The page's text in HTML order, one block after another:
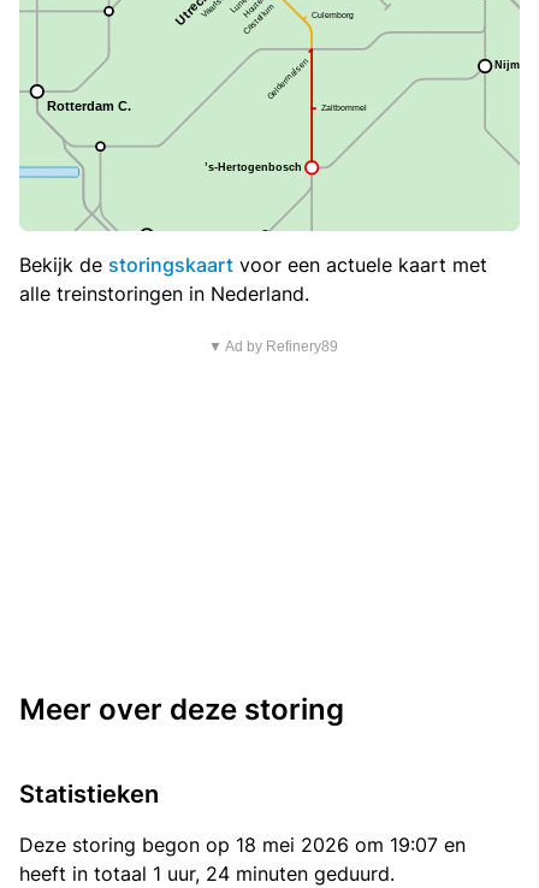
Bekijk de storingskaart voor een actuele kaart met
alle treinstoringen in Nederland.
▼ Ad by Refinery89
Meer over deze storing
Statistieken
Deze storing begon op 18 mei 2026 om 19:07 en
heeft in totaal 1 uur, 24 minuten geduurd.